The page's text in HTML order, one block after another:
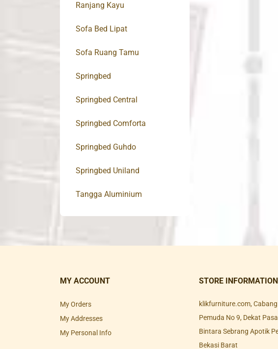
Ranjang Kayu
Sofa Bed Lipat
Sofa Ruang Tamu
Springbed
Springbed Central
Springbed Comforta
Springbed Guhdo
Springbed Uniland
Tangga Aluminium
MY ACCOUNT
My Orders
My Addresses
My Personal Info
STORE INFORMATION
klikfurniture.com,
Pemuda No 9, Dekat
Bintara Sebrang Apotik
Bekasi Barat